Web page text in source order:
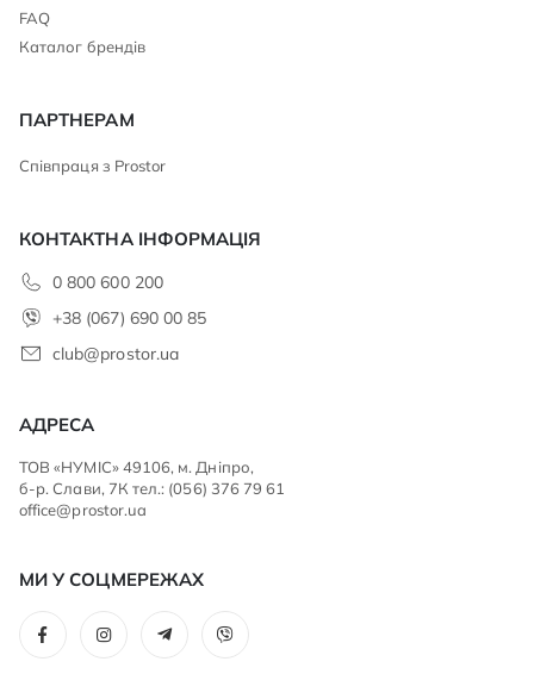
FAQ
Каталог брендів
ПАРТНЕРАМ
Співпраця з Prostor
КОНТАКТНА ІНФОРМАЦІЯ
0 800 600 200
+38 (067) 690 00 85
club@prostor.ua
АДРЕСА
ТОВ «НУМІС» 49106, м. Дніпро,
б-р. Слави, 7К тел.: (056) 376 79 61
office@prostor.ua
МИ У СОЦМЕРЕЖАХ